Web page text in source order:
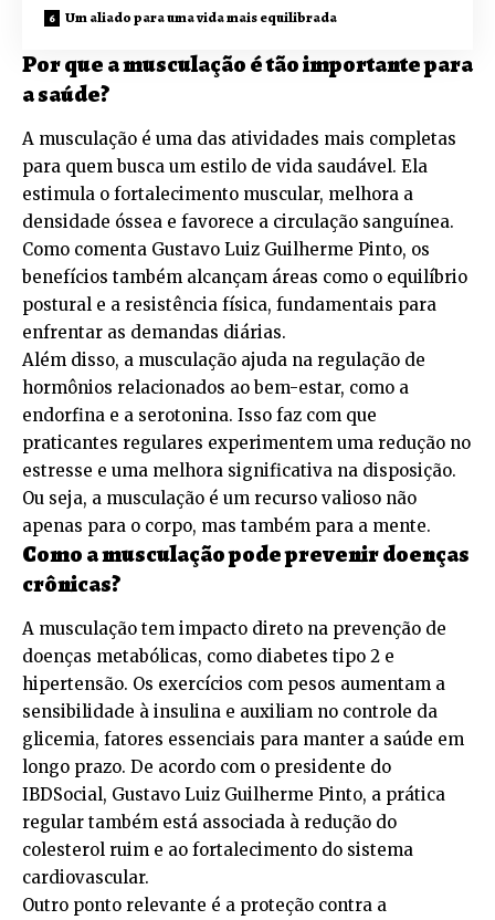
Um aliado para uma vida mais equilibrada
Por que a musculação é tão importante para
a saúde?
A musculação é uma das atividades mais completas
para quem busca um estilo de vida saudável. Ela
estimula o fortalecimento muscular, melhora a
densidade óssea e favorece a circulação sanguínea.
Como comenta Gustavo Luiz Guilherme Pinto, os
benefícios também alcançam áreas como o equilíbrio
postural e a resistência física, fundamentais para
enfrentar as demandas diárias.
Além disso, a musculação ajuda na regulação de
hormônios relacionados ao bem-estar, como a
endorfina e a serotonina. Isso faz com que
praticantes regulares experimentem uma redução no
estresse e uma melhora significativa na disposição.
Ou seja, a musculação é um recurso valioso não
apenas para o corpo, mas também para a mente.
Como a musculação pode prevenir doenças
crônicas?
A musculação tem impacto direto na prevenção de
doenças metabólicas, como diabetes tipo 2 e
hipertensão. Os exercícios com pesos aumentam a
sensibilidade à insulina e auxiliam no controle da
glicemia, fatores essenciais para manter a saúde em
longo prazo. De acordo com o presidente do
IBDSocial, Gustavo Luiz Guilherme Pinto, a prática
regular também está associada à redução do
colesterol ruim e ao fortalecimento do sistema
cardiovascular.
Outro ponto relevante é a proteção contra a